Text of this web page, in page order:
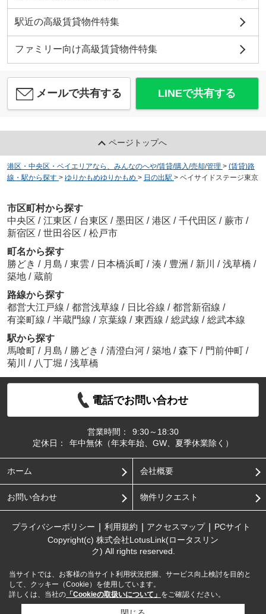
駅近の高級賃貸物件特集
ファミリー向け高級賃貸物件特集
メールで共有する LINEで共有する
ページトップへ
港区・中央区・ベイエリアなら、みんなのへや/賃貸/購入/売却/管理 > (賃貸)路
線・駅から探す > ゆりかもめゆりかもめ > 日の出駅 > ベイサイドステージ東京
市区町村から探す
中央区 / 江東区 / 台東区 / 墨田区 / 港区 / 千代田区 / 蕨市 /
新宿区 / 世田谷区 / 松戸市
町名から探す
勝どき / 月島 / 東雲 / 日本橋浜町 / 湊 / 豊洲 / 新川 / 浅草橋 /
築地 / 蔵前
路線から探す
都営大江戸線 / 都営浅草線 / 日比谷線 / 都営新宿線 /
有楽町線 / 半蔵門線 / 京葉線 / 東西線 / 総武線 / 総武本線
駅から探す
馬喰町 / 月島 / 勝どき / 清澄白河 / 築地 / 森下 / 門前仲町 /
菊川
/ 八丁堀 / 浅草橋
電話でお問い合わせ
営業時間：
9:30～18:30
定休日：
年中無休（年末年始、GW、夏季休業除く）
ホーム 会社概要
お問い合わせ 物件リクエスト
プライバシーポリシー 利用規約 アクセスマップ
PCサイト
Copyright(c) 株式会社LotusLink(ロータスリン
ク) All rights reserved.
当サイトでは、お客様の当サイト利用状況把握、サービス向上検討を目的と
して、クッキー（Cookie）を使用しています。
詳しくは、当社の 「Cookieの取扱いについて」 をご確認ください。